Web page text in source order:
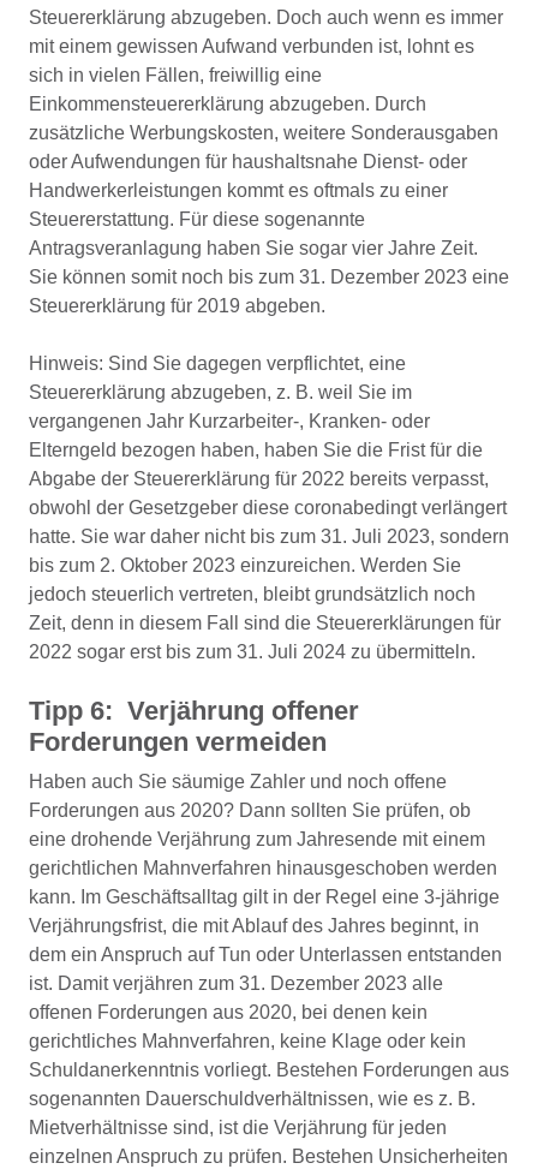
Steuererklärung abzugeben. Doch auch wenn es immer
mit einem gewissen Aufwand verbunden ist, lohnt es
sich in vielen Fällen, freiwillig eine
Einkommensteuererklärung abzugeben. Durch
zusätzliche Werbungskosten, weitere Sonderausgaben
oder Aufwendungen für haushaltsnahe Dienst- oder
Handwerkerleistungen kommt es oftmals zu einer
Steuererstattung. Für diese sogenannte
Antragsveranlagung haben Sie sogar vier Jahre Zeit.
Sie können somit noch bis zum 31. Dezember 2023 eine
Steuererklärung für 2019 abgeben.
Hinweis: Sind Sie dagegen verpflichtet, eine
Steuererklärung abzugeben, z. B. weil Sie im
vergangenen Jahr Kurzarbeiter-, Kranken- oder
Elterngeld bezogen haben, haben Sie die Frist für die
Abgabe der Steuererklärung für 2022 bereits verpasst,
obwohl der Gesetzgeber diese coronabedingt verlängert
hatte. Sie war daher nicht bis zum 31. Juli 2023, sondern
bis zum 2. Oktober 2023 einzureichen. Werden Sie
jedoch steuerlich vertreten, bleibt grundsätzlich noch
Zeit, denn in diesem Fall sind die Steuererklärungen für
2022 sogar erst bis zum 31. Juli 2024 zu übermitteln.
Tipp 6: Verjährung offener
Forderungen vermeiden
Haben auch Sie säumige Zahler und noch offene
Forderungen aus 2020? Dann sollten Sie prüfen, ob
eine drohende Verjährung zum Jahresende mit einem
gerichtlichen Mahnverfahren hinausgeschoben werden
kann. Im Geschäftsalltag gilt in der Regel eine 3-jährige
Verjährungsfrist, die mit Ablauf des Jahres beginnt, in
dem ein Anspruch auf Tun oder Unterlassen entstanden
ist. Damit verjähren zum 31. Dezember 2023 alle
offenen Forderungen aus 2020, bei denen kein
gerichtliches Mahnverfahren, keine Klage oder kein
Schuldanerkenntnis vorliegt. Bestehen Forderungen aus
sogenannten Dauerschuldverhältnissen, wie es z. B.
Mietverhältnisse sind, ist die Verjährung für jeden
einzelnen Anspruch zu prüfen. Bestehen Unsicherheiten